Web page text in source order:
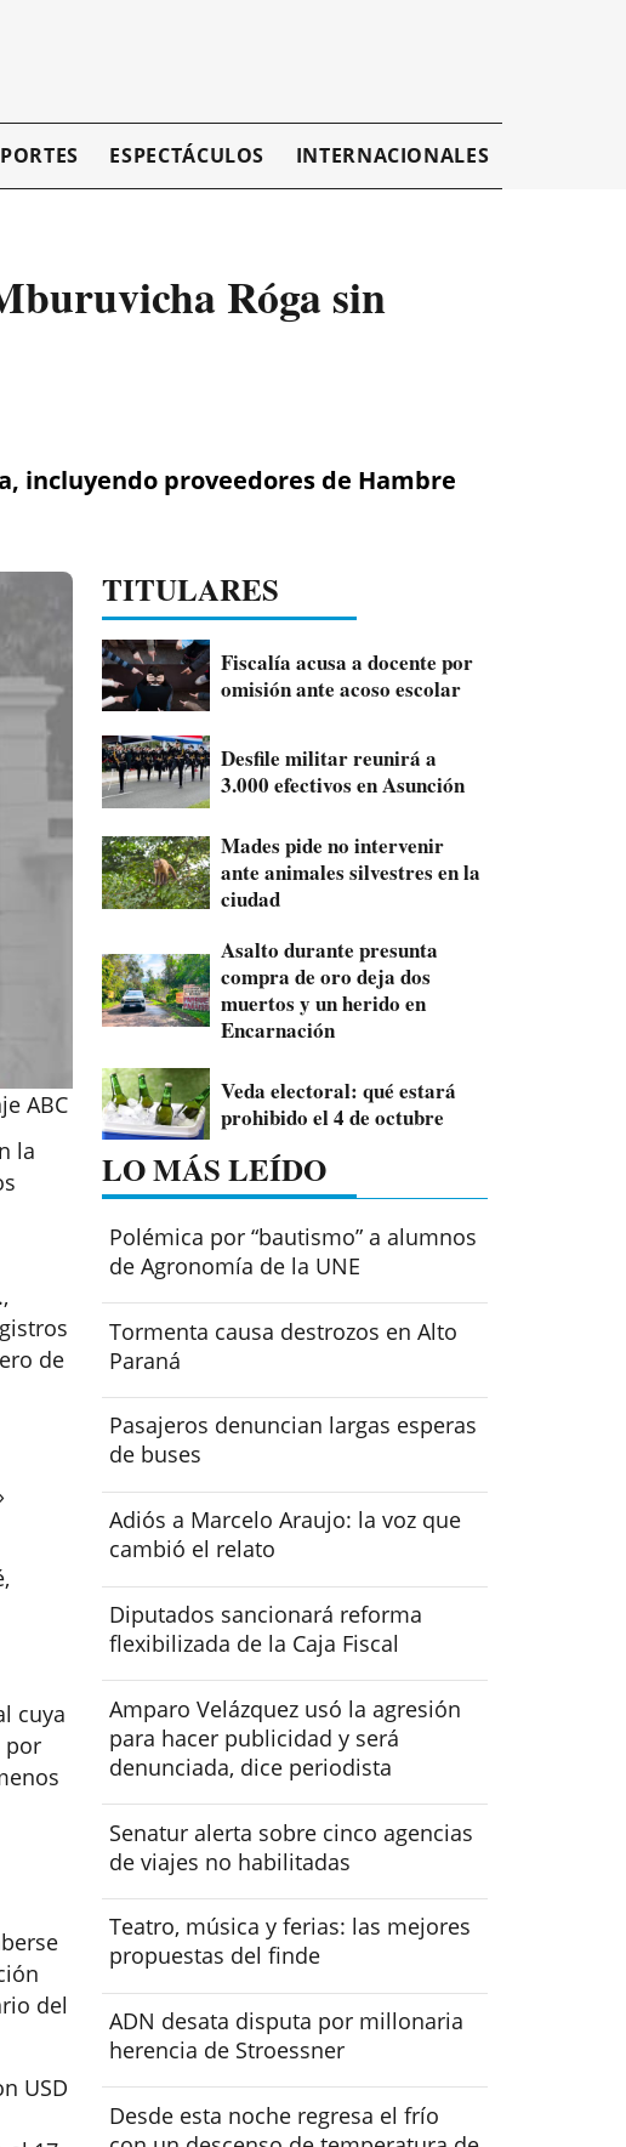
ESPECTÁCULOS INTERNACIONALES
Róga sin
incluyendo proveedores de Hambre
ABC
la
de
cuya
por
del
USD
TITULARES
Fiscalía acusa a docente por
omisión ante acoso escolar
Desfile militar reunirá a
3.000 efectivos en Asunción
Mades pide no intervenir
ante animales silvestres en la
ciudad
Asalto durante presunta
compra de oro deja dos
muertos y un herido en
Encarnación
Veda electoral: qué estará
prohibido el 4 de octubre
LO MÁS LEÍDO
Polémica por “bautismo” a alumnos
de Agronomía de la UNE
Tormenta causa destrozos en Alto
Paraná
Pasajeros denuncian largas esperas
de buses
Adiós a Marcelo Araujo: la voz que
cambió el relato
Diputados sancionará reforma
flexibilizada de la Caja Fiscal
Amparo Velázquez usó la agresión
para hacer publicidad y será
denunciada, dice periodista
Senatur alerta sobre cinco agencias
de viajes no habilitadas
Teatro, música y ferias: las mejores
propuestas del finde
ADN desata disputa por millonaria
herencia de Stroessner
Desde esta noche regresa el frío